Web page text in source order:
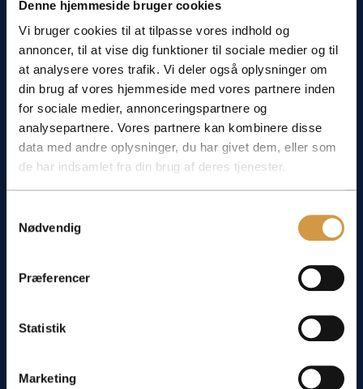
Denne hjemmeside bruger cookies
Vi bruger cookies til at tilpasse vores indhold og
annoncer, til at vise dig funktioner til sociale medier og til
at analysere vores trafik. Vi deler også oplysninger om
din brug af vores hjemmeside med vores partnere inden
for sociale medier, annonceringspartnere og
analysepartnere. Vores partnere kan kombinere disse
data med andre oplysninger, du har givet dem, eller som
de har indsamlet fra din brug af deres tjenester.
Nødvendig
Præferencer
Statistik
Marketing
Popular services
especially popular with our customers.
simple.